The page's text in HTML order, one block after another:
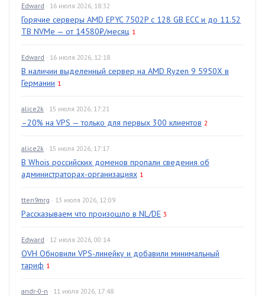
Edward · 16 июля 2026, 18:32
Горячие серверы AMD EPYC 7502P с 128 GB ECC и до 11.52
TB NVMe — от 14580₽/месяц 1
Edward · 16 июля 2026, 12:18
В наличии выделенный сервер на AMD Ryzen 9 5950X в
Германии 1
alice2k · 15 июля 2026, 17:21
–20% на VPS — только для первых 300 клиентов 2
alice2k · 15 июля 2026, 17:17
В Whois российских доменов пропали сведения об
администраторах-организациях 1
tten9mrg · 13 июля 2026, 12:09
Рассказываем что произошло в NL/DE 3
Edward · 12 июля 2026, 00:14
OVH Обновили VPS-линейку и добавили минимальный
тариф 1
andr-0-n · 11 июля 2026, 17:48